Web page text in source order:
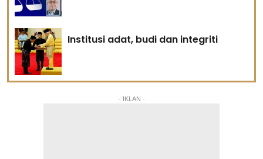
Institusi adat, budi dan integriti
- IKLAN -